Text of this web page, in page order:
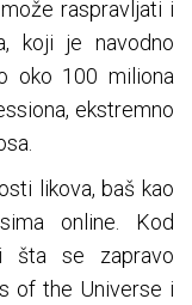
raspravljati i
koji je navodno
oko 100 miliona
ekstremno
likova, baš kao
online. Kod
šta se zapravo
of the Universe i